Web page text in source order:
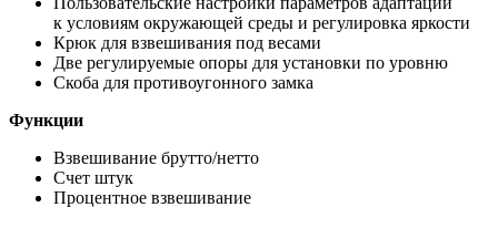
к условиям окружающей среды и регулировка яркости
Крюк для взвешивания под весами
Две регулируемые опоры для установки по уровню
Скоба для противоугонного замка
Функции
Взвешивание брутто/нетто
Счет штук
Процентное взвешивание